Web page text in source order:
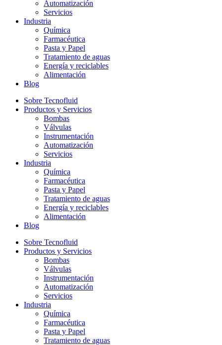
Automatización
Servicios
Industria
Química
Farmacéutica
Pasta y Papel
Tratamiento de aguas
Energía y reciclables
Alimentación
Blog
Sobre Tecnofluid
Productos y Servicios
Bombas
Válvulas
Instrumentación
Automatización
Servicios
Industria
Química
Farmacéutica
Pasta y Papel
Tratamiento de aguas
Energía y reciclables
Alimentación
Blog
Sobre Tecnofluid
Productos y Servicios
Bombas
Válvulas
Instrumentación
Automatización
Servicios
Industria
Química
Farmacéutica
Pasta y Papel
Tratamiento de aguas